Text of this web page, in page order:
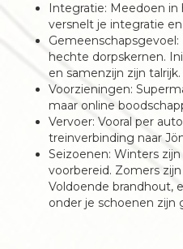
Integratie: Meedoen
versnelt je integratie
hechte dorpskernen.
en samenzijn zijn talrijk.
Voorzieningen:
maar online
Vervoer: Vooral per
treinverbinding naar
Seizoenen: Winters
voorbereid. Zomers
Voldoende brandhout,
onder je schoenen zijn